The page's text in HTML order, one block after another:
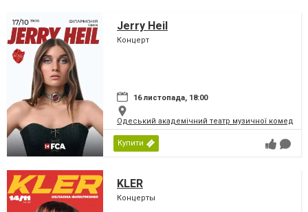
Jerry Heil
Концерт
16 листопада, 18:00
Одеський академічний театр музичної комедії
Купити
KLER
Концерты